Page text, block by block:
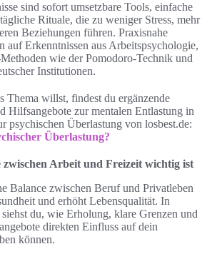
sind sofort umsetzbare Tools, einfache
Rituale, die zu weniger Stress, mehr
Beziehungen führen. Praxisnahe
auf Erkenntnissen aus Arbeitspsychologie,
wie der Pomodoro‑Technik und
Institutionen.
Thema willst, findest du ergänzende
Hilfsangebote zur mentalen Entlastung in
psychischen Überlastung von losbest.de:
Überlastung?
zwischen Arbeit und Freizeit wichtig ist
Balance zwischen Beruf und Privatleben
und erhöht Lebensqualität. In
du, wie Erholung, klare Grenzen und
direkten Einfluss auf dein
können.